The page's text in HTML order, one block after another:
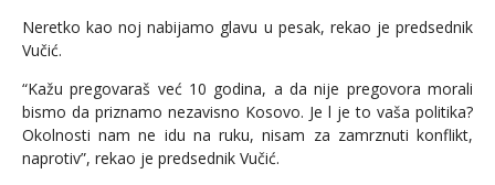
Neretko kao noj nabijamo glavu u pesak, rekao je predsednik
Vučić.
“Kažu pregovaraš već 10 godina, a da nije pregovora morali
bismo da priznamo nezavisno Kosovo. Je l je to vaša politika?
Okolnosti nam ne idu na ruku, nisam za zamrznuti konflikt,
naprotiv”, rekao je predsednik Vučić.